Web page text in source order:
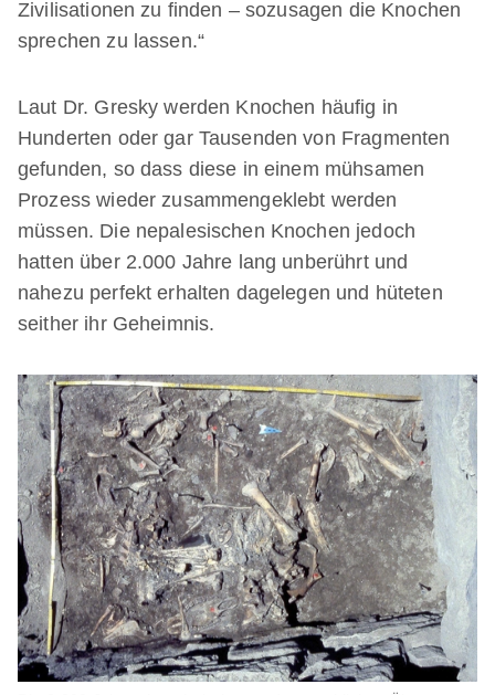
Zivilisationen zu finden – sozusagen die Knochen
sprechen zu lassen.“
Laut Dr. Gresky werden Knochen häufig in
Hunderten oder gar Tausenden von Fragmenten
gefunden, so dass diese in einem mühsamen
Prozess wieder zusammengeklebt werden
müssen. Die nepalesischen Knochen jedoch
hatten über 2.000 Jahre lang unberührt und
nahezu perfekt erhalten dagelegen und hüteten
seither ihr Geheimnis.